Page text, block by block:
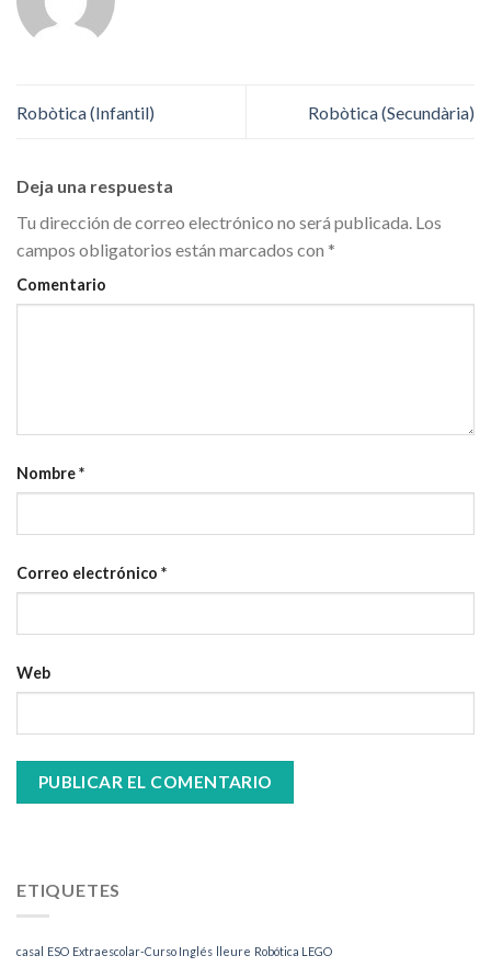
Robòtica (Infantil) Robòtica (Secundària)
Deja una respuesta
Tu dirección de correo electrónico no será publicada. Los
campos obligatorios están marcados con *
Comentario
Nombre*
Correo electrónico *
Web
ETIQUETES
casal ESO Extraescolar-Curso Inglés lleure Robótica LEGO